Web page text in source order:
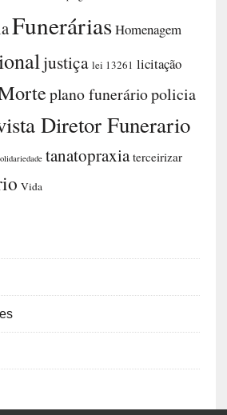
FuneráriasHomenagem
justiça lei 13261 licitação
plano funeráriopolicia
Diretor Funerario
tanatopraxia terceirizar
Vida